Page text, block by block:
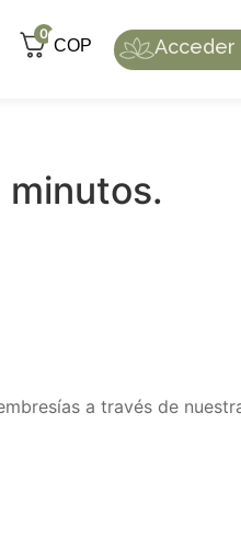
0
COP Acceder
minutos.